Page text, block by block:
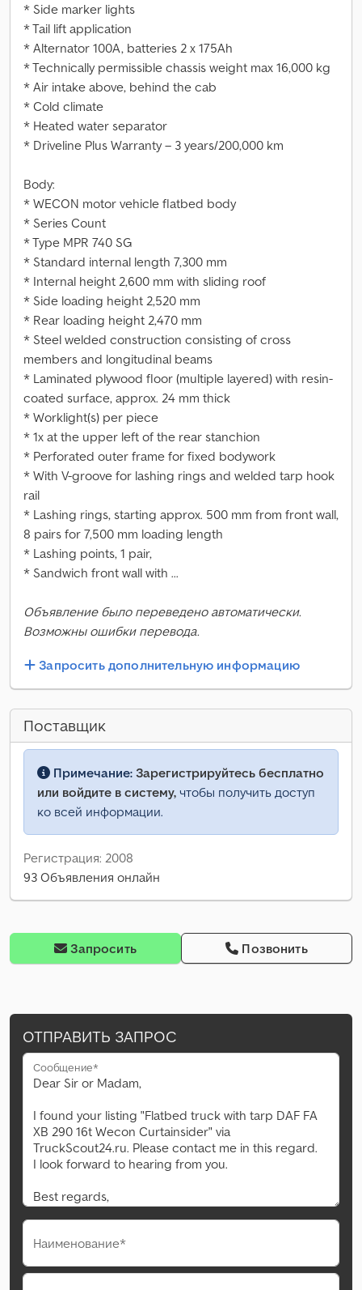
* Side marker lights
* Tail lift application
* Alternator 100A, batteries 2 x 175Ah
* Technically permissible chassis weight max 16,000 kg
* Air intake above, behind the cab
* Cold climate
* Heated water separator
* Driveline Plus Warranty – 3 years/200,000 km
Body:
* WECON motor vehicle flatbed body
* Series Count
* Type MPR 740 SG
* Standard internal length 7,300 mm
* Internal height 2,600 mm with sliding roof
* Side loading height 2,520 mm
* Rear loading height 2,470 mm
* Steel welded construction consisting of cross
members and longitudinal beams
* Laminated plywood floor (multiple layered) with resin-
coated surface, approx. 24 mm thick
* Worklight(s) per piece
* 1x at the upper left of the rear stanchion
* Perforated outer frame for fixed bodywork
* With V-groove for lashing rings and welded tarp hook
rail
* Lashing rings, starting approx. 500 mm from front wall,
8 pairs for 7,500 mm loading length
* Lashing points, 1 pair,
* Sandwich front wall with ...
Объявление было переведено автоматически.
Возможны ошибки перевода.
Запросить дополнительную информацию
Поставщик
Примечание: Зарегистрируйтесь бесплатно
или войдите в систему, чтобы получить доступ
ко всей информации.
Регистрация: 2008
93 Объявления онлайн
Запросить Позвонить
ОТПРАВИТЬ ЗАПРОС
Сообщение*
Наименование*